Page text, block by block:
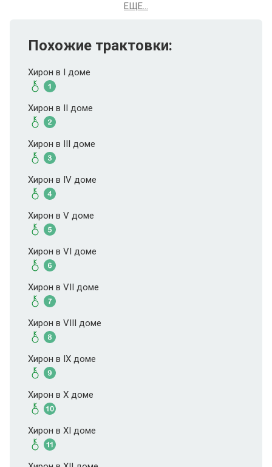
ЕЩЕ...
Похожие трактовки:
Хирон в I доме
Хирон в II доме
Хирон в III доме
Хирон в IV доме
Хирон в V доме
Хирон в VI доме
Хирон в VII доме
Хирон в VIII доме
Хирон в IX доме
Хирон в X доме
Хирон в XI доме